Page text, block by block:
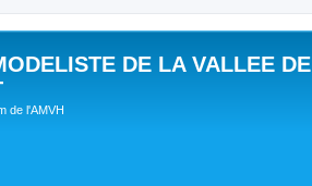
DE LA VALLEE DE
de l'AMVH